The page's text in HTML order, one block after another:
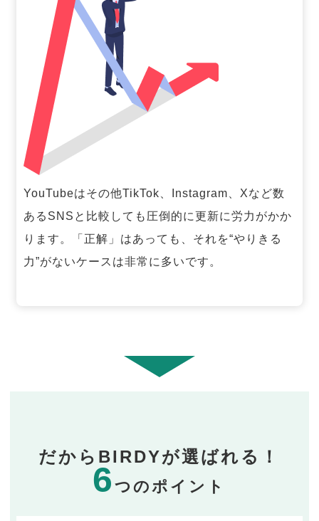
YouTubeはその他TikTok、Instagram、Xなど数
あるSNSと比較しても圧倒的に更新に労力がかか
ります。「正解」はあっても、それを“やりきる
力”がないケースは非常に多いです。
だからBIRDYが選ばれる！
6つのポイント